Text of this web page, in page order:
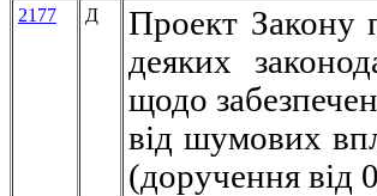
2177 Д
Проект Закону
деяких
щодо
від шумових
(доручення від